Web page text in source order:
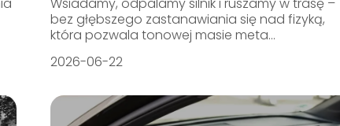
bez głębszego zastanawiania się nad fizyką,
która pozwala tonowej masie meta...
2026-06-22